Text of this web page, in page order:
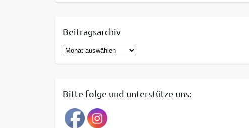
Beitragsarchiv
B
e
r
g
Bitte folge und unterstütze uns: